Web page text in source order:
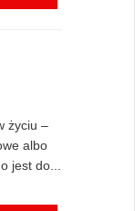
życiu –
albo
jest do...